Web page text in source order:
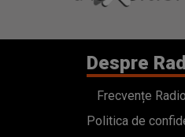
Despre
Frecvențe
Politica de